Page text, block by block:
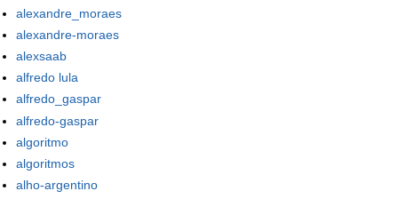
alexandre_moraes
alexandre-moraes
alexsaab
alfredo lula
alfredo_gaspar
alfredo-gaspar
algoritmo
algoritmos
alho-argentino